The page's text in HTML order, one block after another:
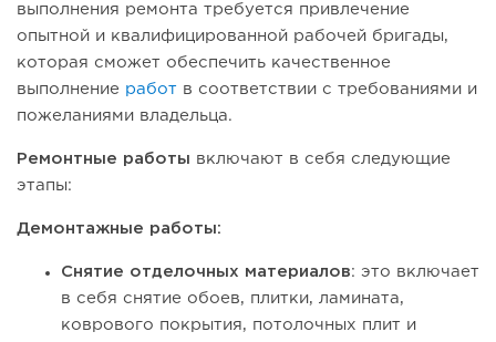
выполнения ремонта требуется привлечение
опытной и квалифицированной рабочей бригады,
которая сможет обеспечить качественное
выполнение работ в соответствии с требованиями и
пожеланиями владельца.
Ремонтные работы включают в себя следующие
этапы:
Демонтажные работы:
Снятие отделочных материалов: это включает
в себя снятие обоев, плитки, ламината,
коврового покрытия, потолочных плит и